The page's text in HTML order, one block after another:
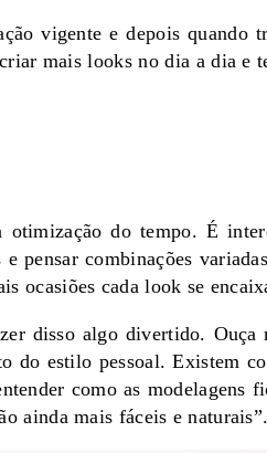
vigente e depois quando
mais looks no dia a dia e
do tempo. É
pensar combinações
ocasiões cada look se
disso algo divertido. Ouça
do estilo pessoal. Existem
como as modelagens
ainda mais fáceis e naturais”.